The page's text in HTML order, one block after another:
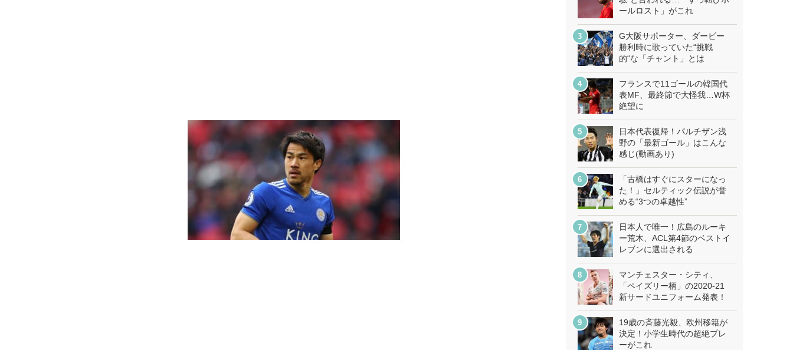
ールロスト」がこれ
G大阪サポーター、ダービー
勝利時に歌っていた“挑戦
的“な「チャント」とは
フランスで11ゴールの韓国代
表MF、最終節で大怪我…W杯
絶望に
日本代表復帰！パルチザン浅
野の「最新ゴール」はこんな
感じ(動画あり)
「古橋はすぐにスターになっ
た！」セルティック伝説が誉
める“3つの卓越性”
日本人で唯一！広島のルーキ
ー荒木、ACL第4節のベストイ
レブンに選出される
マンチェスター・シティ、
「ペイズリー柄」の2020-21
新サードユニフォーム発表！
19歳の斉藤光毅、欧州移籍が
決定！小学生時代の超絶プレ
ーがこれ